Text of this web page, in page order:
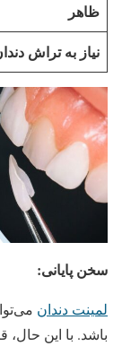
ظاهر
نیاز به تراش
سخن پایانی:
لمینت دندان
باشد. با این